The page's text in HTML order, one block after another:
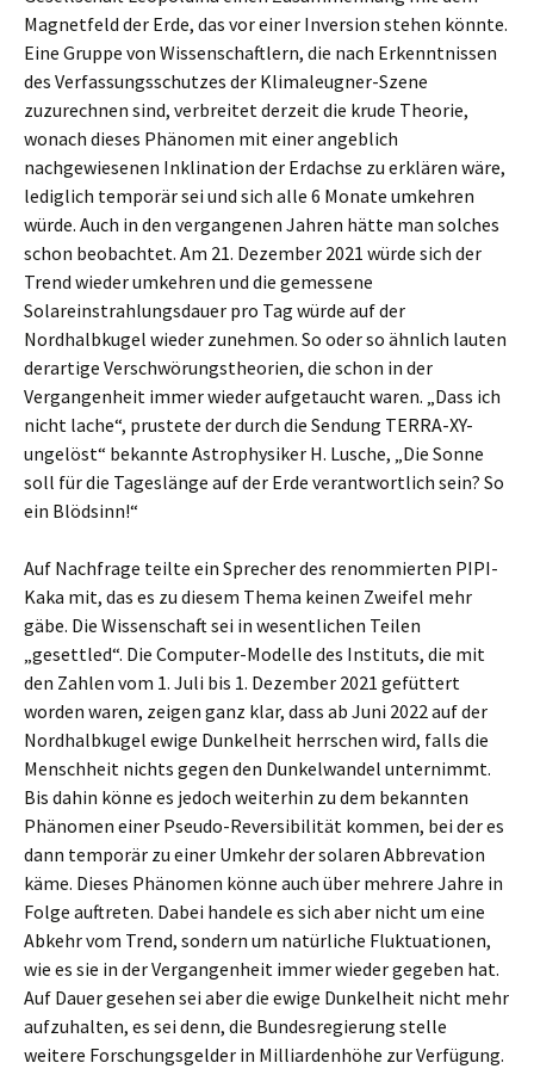
Magnetfeld der Erde, das vor einer Inversion stehen könnte.
Eine Gruppe von Wissenschaftlern, die nach Erkenntnissen
des Verfassungsschutzes der Klimaleugner-Szene
zuzurechnen sind, verbreitet derzeit die krude Theorie,
wonach dieses Phänomen mit einer angeblich
nachgewiesenen Inklination der Erdachse zu erklären wäre,
lediglich temporär sei und sich alle 6 Monate umkehren
würde. Auch in den vergangenen Jahren hätte man solches
schon beobachtet. Am 21. Dezember 2021 würde sich der
Trend wieder umkehren und die gemessene
Solareinstrahlungsdauer pro Tag würde auf der
Nordhalbkugel wieder zunehmen. So oder so ähnlich lauten
derartige Verschwörungstheorien, die schon in der
Vergangenheit immer wieder aufgetaucht waren. „Dass ich
nicht lache“, prustete der durch die Sendung TERRA-XY-
ungelöst“ bekannte Astrophysiker H. Lusche, „Die Sonne
soll für die Tageslänge auf der Erde verantwortlich sein? So
ein Blödsinn!“
Auf Nachfrage teilte ein Sprecher des renommierten PIPI-
Kaka mit, das es zu diesem Thema keinen Zweifel mehr
gäbe. Die Wissenschaft sei in wesentlichen Teilen
„gesettled“. Die Computer-Modelle des Instituts, die mit
den Zahlen vom 1. Juli bis 1. Dezember 2021 gefüttert
worden waren, zeigen ganz klar, dass ab Juni 2022 auf der
Nordhalbkugel ewige Dunkelheit herrschen wird, falls die
Menschheit nichts gegen den Dunkelwandel unternimmt.
Bis dahin könne es jedoch weiterhin zu dem bekannten
Phänomen einer Pseudo-Reversibilität kommen, bei der es
dann temporär zu einer Umkehr der solaren Abbrevation
käme. Dieses Phänomen könne auch über mehrere Jahre in
Folge auftreten. Dabei handele es sich aber nicht um eine
Abkehr vom Trend, sondern um natürliche Fluktuationen,
wie es sie in der Vergangenheit immer wieder gegeben hat.
Auf Dauer gesehen sei aber die ewige Dunkelheit nicht mehr
aufzuhalten, es sei denn, die Bundesregierung stelle
weitere Forschungsgelder in Milliardenhöhe zur Verfügung.